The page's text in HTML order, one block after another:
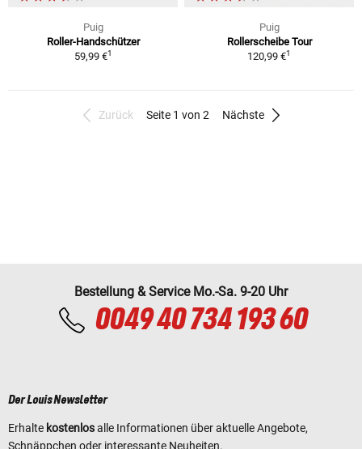
Puig
Roller-Handschützer
59,99 €1
Puig
Rollerscheibe Tour
120,99 €1
Zurück Seite 1 von 2 Nächste
Bestellung & Service Mo.-Sa. 9-20 Uhr
0049 40 734 193 60
Der Louis Newsletter
Erhalte kostenlosalle Informationen über aktuelle Angebote,
Schnäppchen oder interessante Neuheiten.